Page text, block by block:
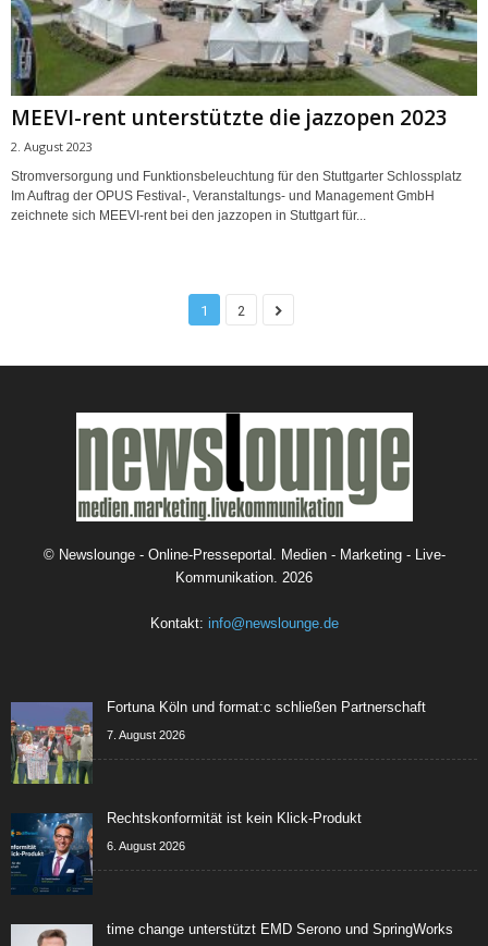
MEEVI-rent unterstützte die jazzopen 2023
2. August 2023
Stromversorgung und Funktionsbeleuchtung für den Stuttgarter Schlossplatz
Im Auftrag der OPUS Festival-, Veranstaltungs- und Management GmbH
zeichnete sich MEEVI-rent bei den jazzopen in Stuttgart für...
1 2
© Newslounge - Online-Presseportal. Medien - Marketing - Live-
Kommunikation. 2026
Kontakt: info@newslounge.de
Fortuna Köln und format:c schließen Partnerschaft
7. August 2026
Rechtskonformität ist kein Klick-Produkt
6. August 2026
time change unterstützt EMD Serono und SpringWorks